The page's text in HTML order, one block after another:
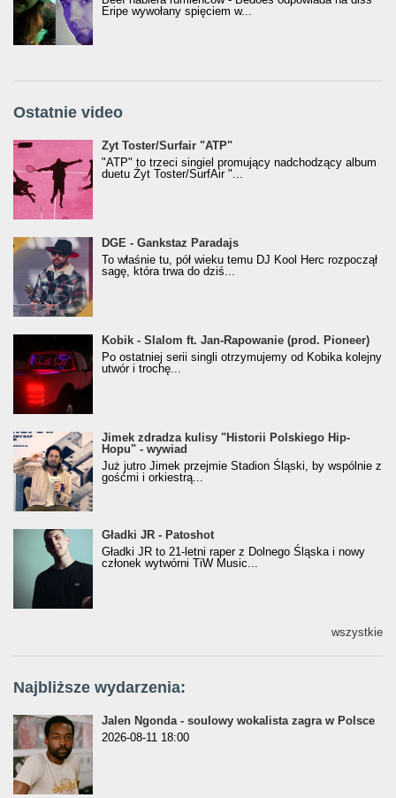
Eripe wywołany spięciem w...
Ostatnie video
Żyt Toster/SurfAir - ATP VIDEO
Żyt Toster/Surfair "ATP"
"ATP" to trzeci singiel promujący nadchodzący album
duetu Żyt Toster/SurfAir "...
donGURALesko z nagrodą za
Klasyczny/Trueschoolowy Album Roku
(Popkillery 2023)
DGE - Gankstaz Paradajs
To właśnie tu, pół wieku temu DJ Kool Herc rozpoczął
sagę, która trwa do dziś...
Kobik - Slalom ft. Jan-Rapowanie (prod. Pioneer)
[Official Music Visualiser]
Kobik - Slalom ft. Jan-Rapowanie (prod. Pioneer)
Po ostatniej serii singli otrzymujemy od Kobika kolejny
utwór i trochę...
Jimek zdradza kulisy "Historii Polskiego Hip-
Hopu" - wywiad
Jimek zdradza kulisy "Historii Polskiego Hip-
Hopu" - wywiad
Już jutro Jimek przejmie Stadion Śląski, by wspólnie z
gośćmi i orkiestrą...
Gładki JR - Patoshot
Gładki JR - Patoshot
Gładki JR to 21-letni raper z Dolnego Śląska i nowy
członek wytwórni TiW Music...
wszystkie
Najbliższe wydarzenia:
Jalen Ngonda - soulowy wokalista zagra w Polsce
2026-08-11 18:00